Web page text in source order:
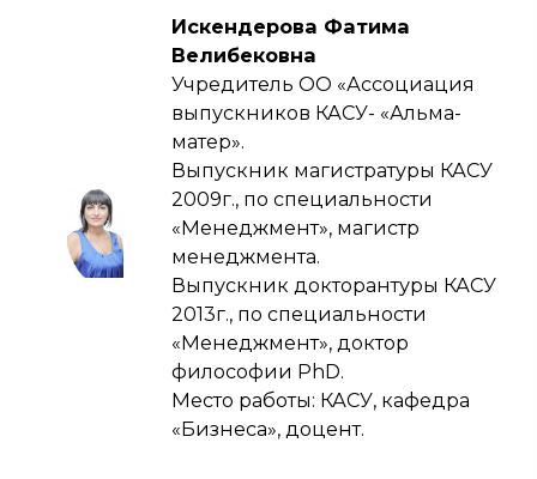
Искендерова Фатима
Велибековна
Учредитель ОО «Ассоциация
выпускников КАСУ- «Альма-
матер».
Выпускник магистратуры КАСУ
2009г., по специальности
«Менеджмент», магистр
менеджмента.
Выпускник докторантуры КАСУ
2013г., по специальности
«Менеджмент», доктор
философии PhD.
Место работы: КАСУ, кафедра
«Бизнеса», доцент.